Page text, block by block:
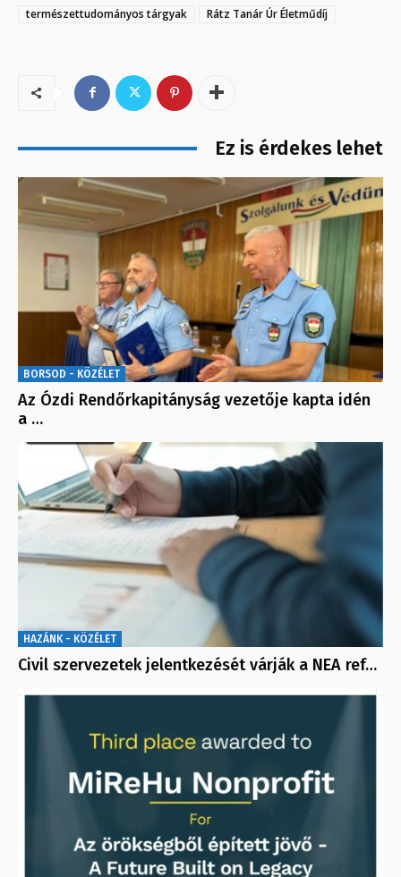
természettudományos tárgyak
Rátz Tanár Úr Életműdíj
Ez is érdekes lehet
BORSOD - KÖZÉLET
Az Ózdi Rendőrkapitányság vezetője kapta idén
a …
HAZÁNK - KÖZÉLET
Civil szervezetek jelentkezését várják a NEA ref…